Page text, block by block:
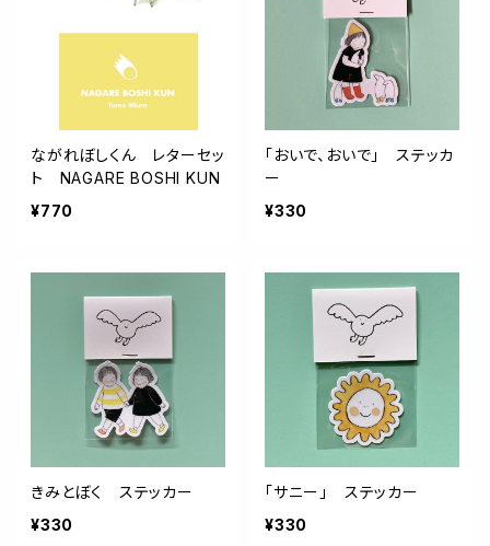
ながれぼしくん レターセッ
ト NAGARE BOSHI KUN
¥770
「おいで、おいで」 ステッカ
ー
¥330
きみとぼく ステッカー
¥330
「サニー」 ステッカー
¥330